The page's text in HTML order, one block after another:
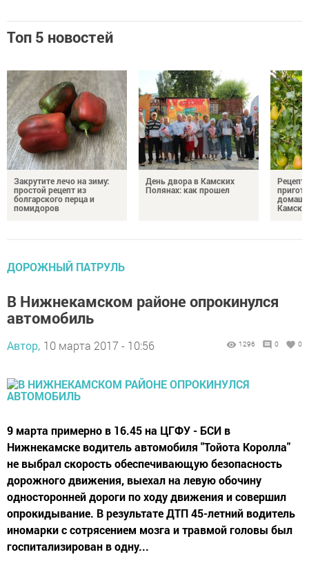
Топ 5 новостей
Закрутите лечо на зиму:
простой рецепт из
болгарского перца и
помидоров
День двора в Камских
Полянах: как прошел
ДОРОЖНЫЙ ПАТРУЛЬ
В Нижнекамском районе опрокинулся
автомобиль
Автор, 10 марта 2017 - 10:56 1296 0 0
9 марта примерно в 16.45 на ЦГФУ - БСИ в
Нижнекамске водитель автомобиля "Тойота Королла"
не выбрал скорость обеспечивающую безопасность
дорожного движения, выехал на левую обочину
односторонней дороги по ходу движения и совершил
опрокидывание. В результате ДТП 45-летний водитель
иномарки с сотрясением мозга и травмой головы был
госпитализирован в одну...